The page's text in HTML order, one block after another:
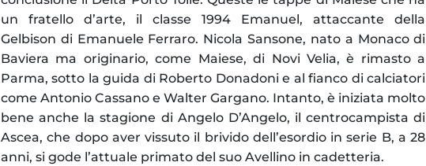
un fratello d’arte, il classe 1994 Emanuel, attaccante della
Gelbison di Emanuele Ferraro. Nicola Sansone, nato a Monaco di
Baviera ma originario, come Maiese, di Novi Velia, è rimasto a
Parma, sotto la guida di Roberto Donadoni e al fianco di calciatori
come Antonio Cassano e Walter Gargano. Intanto, è iniziata molto
bene anche la stagione di Angelo D’Angelo, il centrocampista di
Ascea, che dopo aver vissuto il brivido dell’esordio in serie B, a 28
anni, si gode l’attuale primato del suo Avellino in cadetteria.